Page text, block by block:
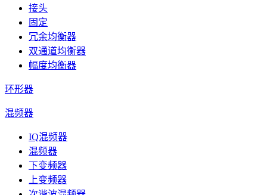
接头
固定
冗余均衡器
双通道均衡器
幅度均衡器
环形器
混频器
IQ混频器
混频器
下变频器
上变频器